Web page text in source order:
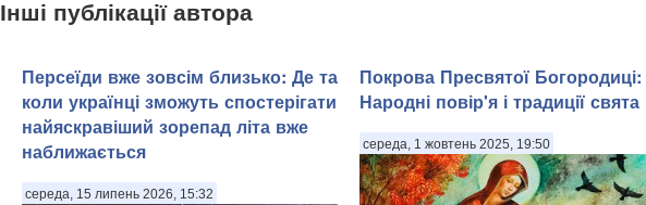
Інші публікації автора
Персеїди вже зовсім близько: Де та
коли українці зможуть спостерігати
найяскравіший зорепад літа вже
наближається
середа, 15 липень 2026, 15:32
Покрова Пресвятої Богородиці:
Народні повір'я і традиції свята
середа, 1 жовтень 2025, 19:50